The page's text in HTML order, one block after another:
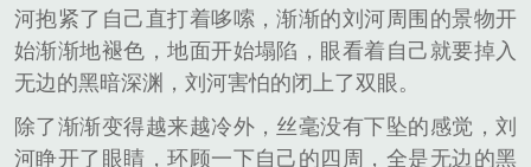
河抱紧了自己直打着哆嗦，渐渐的刘河周围的景物开
始渐渐地褪色，地面开始塌陷，眼看着自己就要掉入
无边的黑暗深渊，刘河害怕的闭上了双眼。
除了渐渐变得越来越冷外，丝毫没有下坠的感觉，刘
河睁开了眼睛，环顾一下自己的四周，全是无边的黑